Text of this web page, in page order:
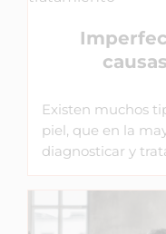
Existen muchos
piel, que en la
diagnosticar y